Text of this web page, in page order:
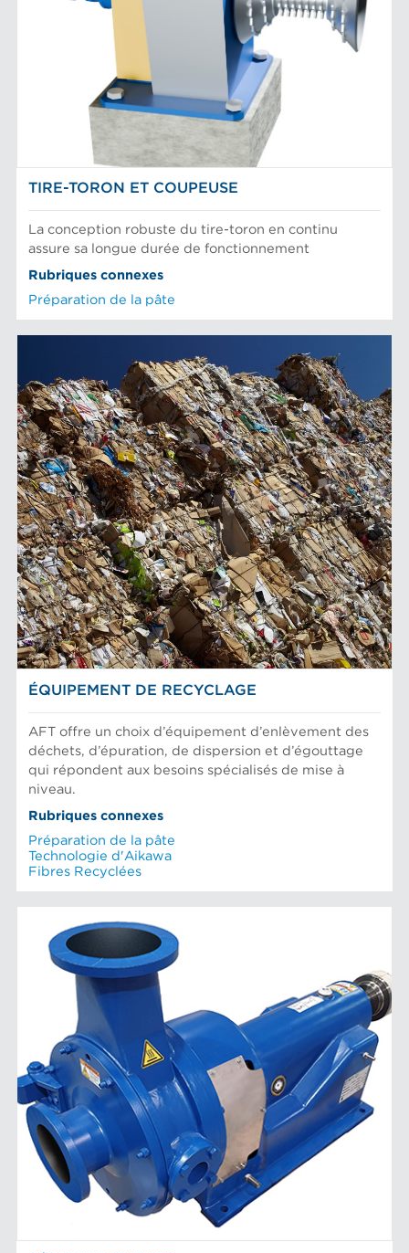
TIRE-TORON ET COUPEUSE
La conception robuste du tire-toron en continu
assure sa longue durée de fonctionnement
Rubriques connexes
Préparation de la pâte
ÉQUIPEMENT DE RECYCLAGE
AFT offre un choix d’équipement d’enlèvement des
déchets, d’épuration, de dispersion et d’égouttage
qui répondent aux besoins spécialisés de mise à
niveau.
Rubriques connexes
Préparation de la pâte
Technologie d'Aikawa
Fibres Recyclées